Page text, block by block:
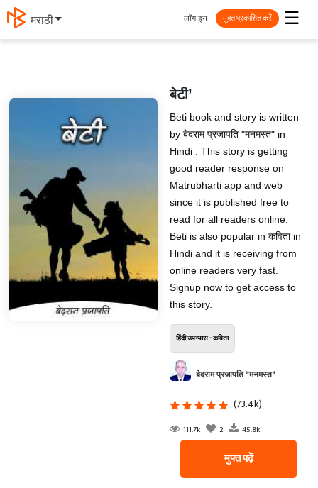
मराठी ☰
लॉग इन मुक्त प्रकाशित करें
बेटी’
Beti book and story is written
by बेदराम प्रजापति "मनमस्त" in
Hindi . This story is getting
good reader response on
Matrubharti app and web
since it is published free to
read for all readers online.
Beti is also popular in कविता in
Hindi and it is receiving from
online readers very fast.
Signup now to get access to
this story.
हिंदी उपन्यास - कविता
बेदराम प्रजापति "मनमस्त"
(73.4k)
111.7k 2 45.8k
मुफ्त पढ़ें